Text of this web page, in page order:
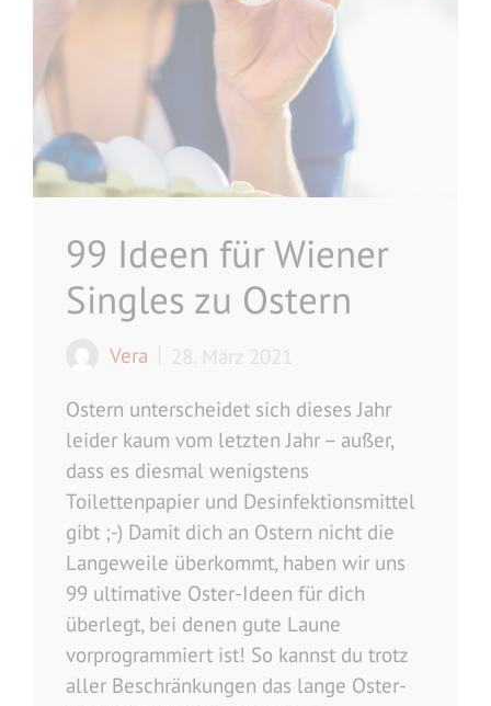
99 Ideen für Wiener
Singles zu Ostern
Vera
28. März 2021
Ostern unterscheidet sich dieses Jahr
leider kaum vom letzten Jahr – außer,
dass es diesmal wenigstens
Toilettenpapier und Desinfektionsmittel
gibt ;-) Damit dich an Ostern nicht die
Langeweile überkommt, haben wir uns
99 ultimative Oster-Ideen für dich
überlegt, bei denen gute Laune
vorprogrammiert ist! So kannst du trotz
aller Beschränkungen das lange Oster-